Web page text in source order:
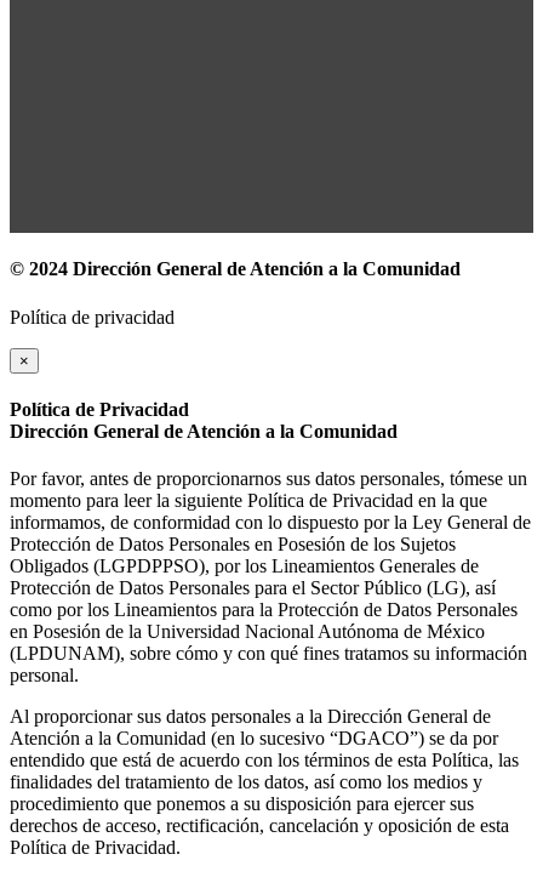
© 2024 Dirección General de Atención a la Comunidad
Política de privacidad
×
Política de Privacidad
Dirección General de Atención a la Comunidad
Por favor, antes de proporcionarnos sus datos personales, tómese un
momento para leer la siguiente Política de Privacidad en la que
informamos, de conformidad con lo dispuesto por la Ley General de
Protección de Datos Personales en Posesión de los Sujetos
Obligados (LGPDPPSO), por los Lineamientos Generales de
Protección de Datos Personales para el Sector Público (LG), así
como por los Lineamientos para la Protección de Datos Personales
en Posesión de la Universidad Nacional Autónoma de México
(LPDUNAM), sobre cómo y con qué fines tratamos su información
personal.
Al proporcionar sus datos personales a la Dirección General de
Atención a la Comunidad (en lo sucesivo “DGACO”) se da por
entendido que está de acuerdo con los términos de esta Política, las
finalidades del tratamiento de los datos, así como los medios y
procedimiento que ponemos a su disposición para ejercer sus
derechos de acceso, rectificación, cancelación y oposición de esta
Política de Privacidad.